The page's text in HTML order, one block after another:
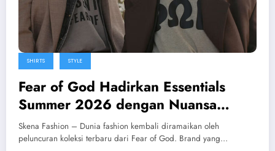
SHIRTS STYLE
Fear of God Hadirkan Essentials
Summer 2026 dengan Nuansa
Santai dan Sentuhan Vintage
Modern
Skena Fashion – Dunia fashion kembali diramaikan oleh
peluncuran koleksi terbaru dari Fear of God. Brand yang…